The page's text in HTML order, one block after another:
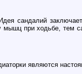
сандалий
мышц при ходьбе, тем
являются